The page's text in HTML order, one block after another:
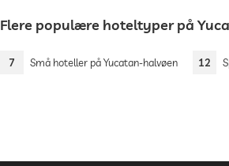
Flere populære hoteltyper på
7 Små hoteller på Yucatan-halvøen 12